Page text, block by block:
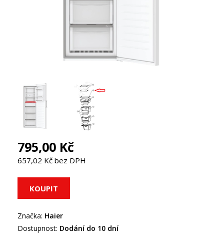
795,00 Kč
657,02 Kč bez DPH
Značka: Haier
Dostupnost: Dodání do 10 dní